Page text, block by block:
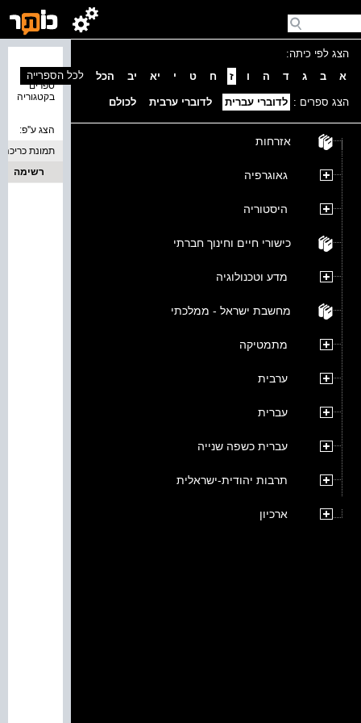
הצג לפי כיתה:
א
ב ג ד ה ו ז ח ט י יא יב הכל
הצג ספרים : לדוברי עברית לדוברי ערבית לכולם
אזרחות
גאוגרפיה
היסטוריה
כישורי חיים וחינוך חברתי
מדע וטכנולוגיה
מחשבת ישראל - ממלכתי
מתמטיקה
ערבית
עברית
עברית כשפה שנייה
תרבות יהודית-ישראלית
ארכיון
ספרים
בקטגוריה
לכל הספרייה
הצג ע''פ:
תמונת כריכה
רשימה